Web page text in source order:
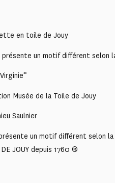
en toile de Jouy
présente un motif différent selon
Musée de la Toile de Jouy
Saulnier
un motif différent selon
JOUY depuis 1760 ®